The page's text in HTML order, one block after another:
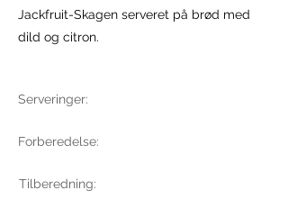
Jackfruit-Skagen serveret på brød med
dild og citron.
Serveringer:
Forberedelse:
Tilberedning: